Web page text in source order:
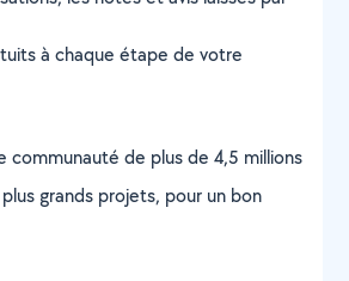
à chaque étape de votre
communauté de plus de 4,5 millions
grands projets, pour un bon